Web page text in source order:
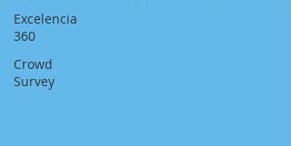
Excelencia
360
Crowd
Survey